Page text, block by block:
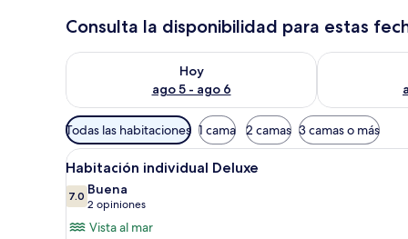
Consulta la disponibilidad para estas
Hoy
ago 5 - ago 6
Consulta la disponibilidad para hoy ago 5 - ago 6
Consulta la
Filtros
disponibles
para
las
habitaciones
Todas las habitaciones 1 cama 2 camas 3 camas o más
Abrir
todas
las
fotos
Una cama bien hecha con
6
Habitación individual Deluxe
7.07.0 de 10
Buena
2 opiniones
(2
opiniones)
Vista al mar